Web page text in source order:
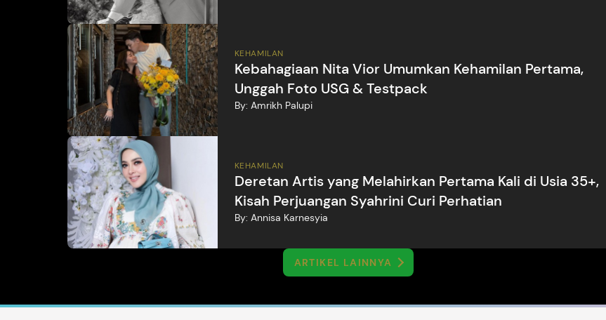
KEHAMILAN
Kebahagiaan Nita Vior Umumkan Kehamilan Pertama,
Unggah Foto USG & Testpack
By: Amrikh Palupi
KEHAMILAN
Deretan Artis yang Melahirkan Pertama Kali di Usia 35+,
Kisah Perjuangan Syahrini Curi Perhatian
By: Annisa Karnesyia
ARTIKEL LAINNYA